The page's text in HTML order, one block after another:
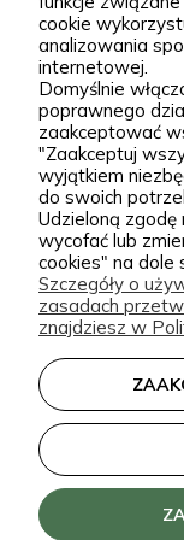
dobierają
ofercie. W
sprawdzone,
bardziej
oraz sadzonki
nas
ogrodu w jak
stawiamy
Wiemy, że
podstawa
sprzedaży
Nasze
zabezpieczane
klienci
przyjęcie po
Podgórna 9,
+48 793 037 145
Kategorie
Informacje
cookie
analizowania
internetowej.
Domyślnie
poprawnego
zaakceptować
"Zaakceptuj
wyjątkiem
do swoich
Udzieloną
wycofać lub
cookies" na dole
Szczegóły o
zasadach
znajdziesz w